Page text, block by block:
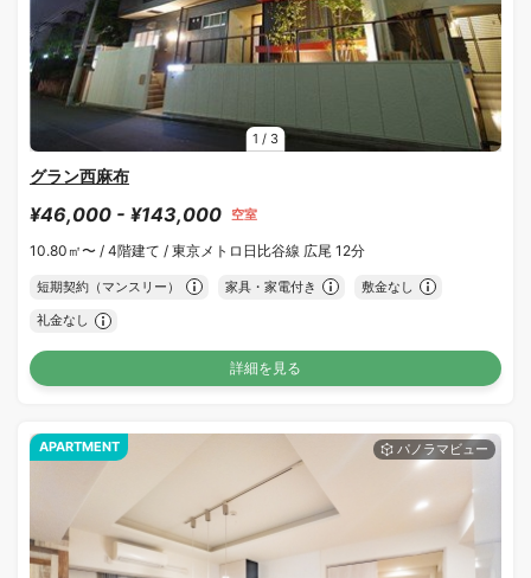
1 / 3
グラン西麻布
¥46,000 - ¥143,000 空室
10.80㎡〜 / 4階建て / 東京メトロ日比谷線 広尾 12分
短期契約（マンスリー） 家具・家電付き 敷金なし
礼金なし
詳細を見る
APARTMENT